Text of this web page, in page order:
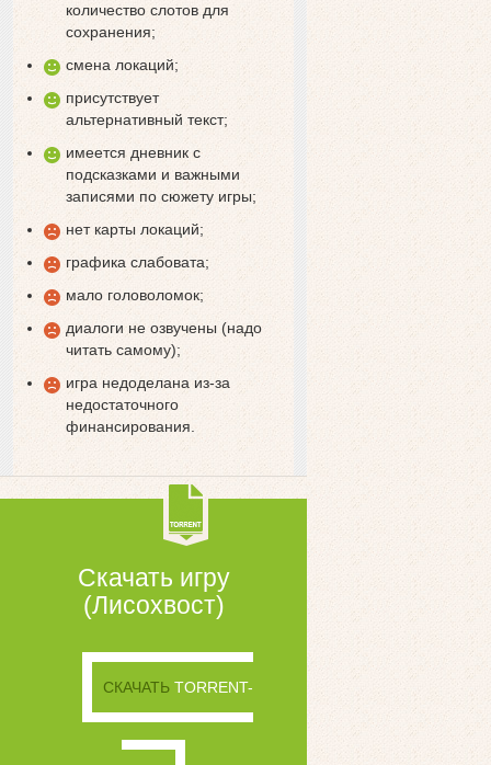
количество слотов для
сохранения;
смена локаций;
присутствует
альтернативный текст;
имеется дневник с
подсказками и важными
записями по сюжету игры;
нет карты локаций;
графика слабовата;
мало головоломок;
диалоги не озвучены (надо
читать самому);
игра недоделана из-за
недостаточного
финансирования.
Скачать игру
(Лисохвост)
СКАЧАТЬ TORRENT-